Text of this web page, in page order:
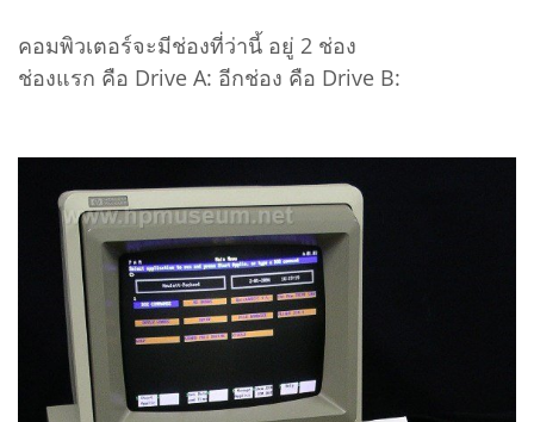
คอมพิวเตอร์จะมีช่องที่ว่านี้ อยู่ 2 ช่อง
ช่องแรก คือ Drive A: อีกช่อง คือ Drive B: